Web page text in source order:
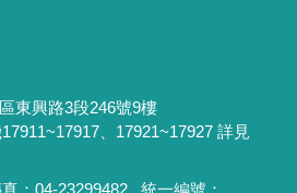
東興路3段246號9樓
、17921~17927 詳見
：04-23299482 統一編號：